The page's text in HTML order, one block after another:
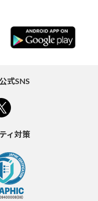
式SNS
ィ対策